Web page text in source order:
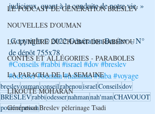
LE PODCAST DE GÉNÉRATION BRESLEV
NOUVELLES D'OUMAN
LA LUMIÈRE DU CHABAT DE RABÉNOU
CONTES ET ALLÉGORIES - PARABOLES
LA PARACHA DE LA SEMAINE
LIKOUTÉ MOHARAN
Génération Breslev pèlerinage Tsadi
judicieux, quant à la conduite de notre vie. »
Copyright © 2022 Génération Breslev – N°
de dépôt 755x78
#Conseils#rabbi #israel#dov#breslev
#odesser#ouman #nahman#saba #voyage
breslevoumanconseilrabenouisraelConseilsdov
BRESLEVrabbiodessernahmannah'manCHAVOUOT
pourimpessah